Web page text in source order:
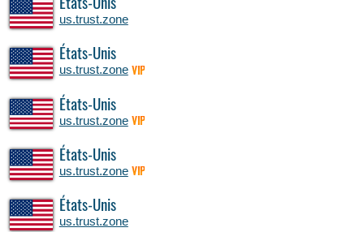
États-Unis
us.trust.zone
États-Unis
us.trust.zone VIP
États-Unis
us.trust.zone VIP
États-Unis
us.trust.zone VIP
États-Unis
us.trust.zone